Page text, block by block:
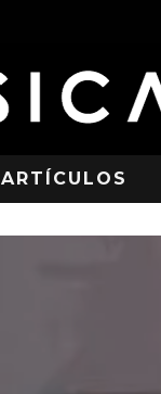
ARTÍCULOS